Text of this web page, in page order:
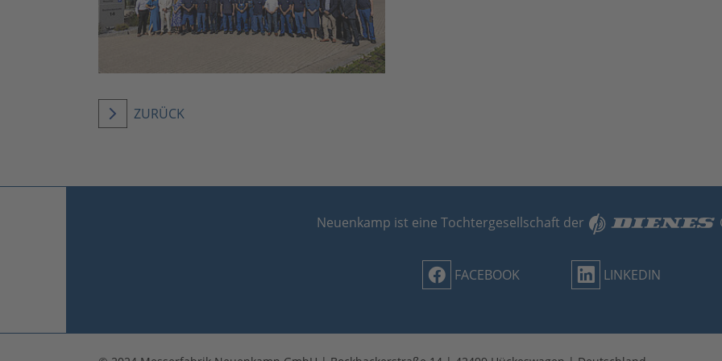
ZURÜCK
Neuenkamp ist eine Tochtergesellschaft der
FACEBOOK LINKEDIN